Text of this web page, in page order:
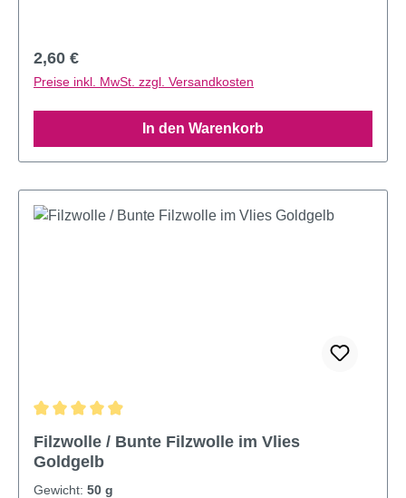
Regulärer Preis:
2,60 €
Preise inkl. MwSt. zzgl. Versandkosten
In den Warenkorb
Filzwolle / Bunte Filzwolle im Vlies
Goldgelb
Gewicht: 50 g